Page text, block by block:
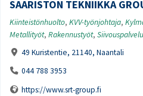
SAARISTON TEKNIIKKA
Kiinteistönhuolto, KVV-työnjohtaja,
Metallityöt, Rakennustyöt, Siivouspalvelu
49 Kuristentie, 21140, Naantali
044 788 3953
https://www.srt-group.fi